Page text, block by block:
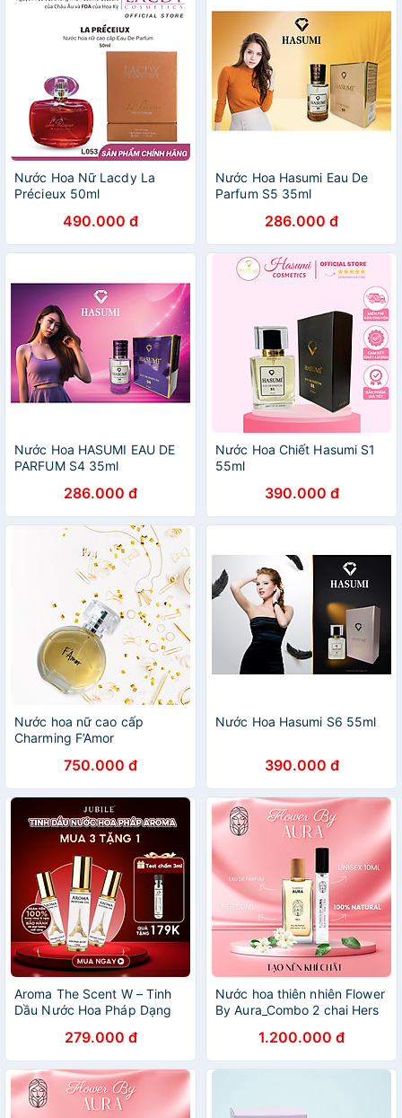
Nước Hoa Nữ Lacdy La
Précieux 50ml
490.000 đ
Nước Hoa Hasumi Eau De
Parfum S5 35ml
286.000 đ
Nước Hoa HASUMI EAU DE
PARFUM S4 35ml
286.000 đ
Nước Hoa Chiết Hasumi S1
55ml
390.000 đ
Nước hoa nữ cao cấp
Charming F’Amor
750.000 đ
Nước Hoa Hasumi S6 55ml
390.000 đ
Aroma The Scent W – Tinh
Dầu Nước Hoa Pháp Dạng
279.000 đ
Nước hoa thiên nhiên Flower
By Aura_Combo 2 chai Hers
1.200.000 đ